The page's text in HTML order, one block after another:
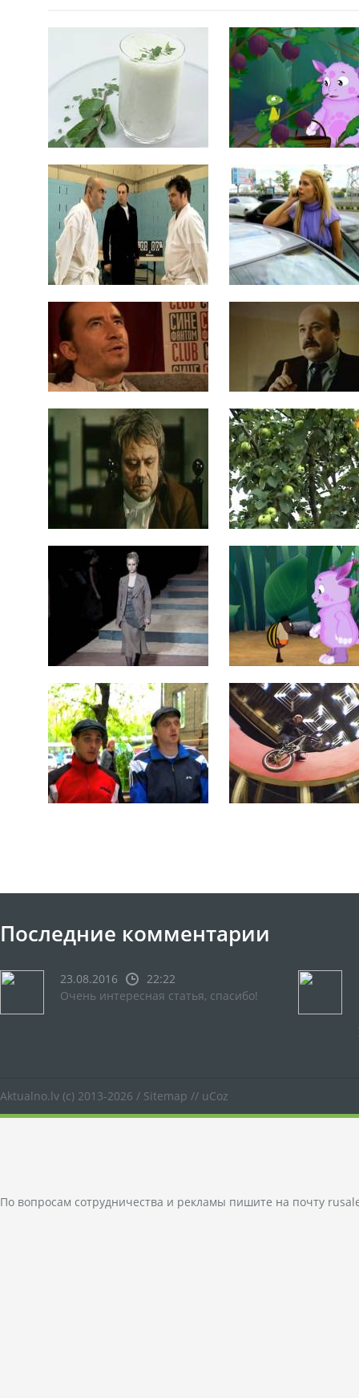
Последние комментарии
23.08.2016
22:22
Очень интересная статья, спасибо!
Aktualno.lv (c) 2013-2026 / Sitemap // uCoz
По вопросам сотрудничества и рекламы пишите на почту